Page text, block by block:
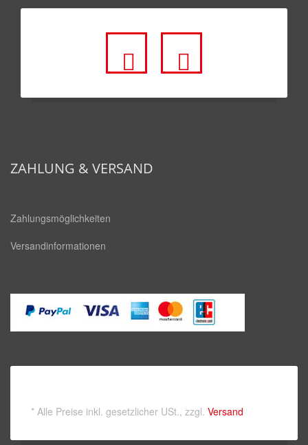
square
ZAHLUNG & VERSAND
Zahlungsmöglichkeiten
Versandinformationen
* Alle Preise inkl. gesetzlicher USt., zzgl. Versand